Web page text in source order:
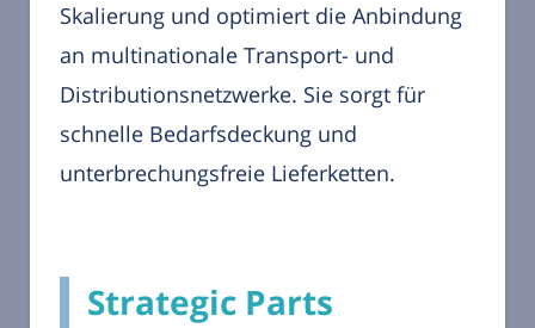
Skalierung und optimiert die Anbindung
an multinationale Transport- und
Distributionsnetzwerke. Sie sorgt für
schnelle Bedarfsdeckung und
unterbrechungsfreie Lieferketten.
Strategic Parts